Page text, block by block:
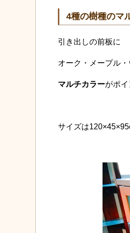
4種の樹種のマ
引き出しの前板に
オーク・メープル
マルチカラーがポイ
サイズは